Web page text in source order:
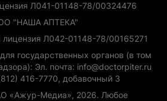
Л041-01148-78/00324476
"НАША АПТЕКА"
Л042-01148-78/00165271
государственных органов (в том
Эл. почта: info@doctorpiter.ru
416-7770, добавочный 3
«Ажур-Медиа», 2026. Любое